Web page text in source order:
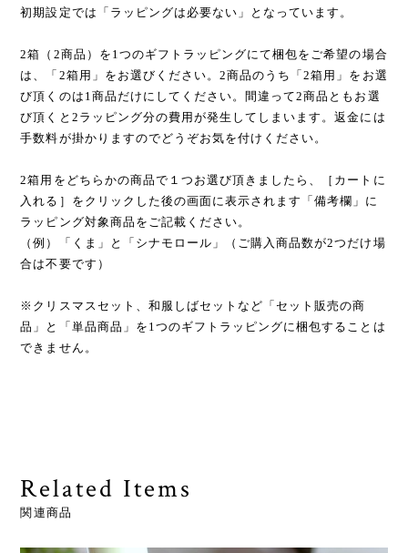
初期設定では「ラッピングは必要ない」となっています。
2箱（2商品）を1つのギフトラッピングにて梱包をご希望の場合
は、「2箱用」をお選びください。2商品のうち「2箱用」をお選
び頂くのは1商品だけにしてください。間違って2商品ともお選
び頂くと2ラッピング分の費用が発生してしまいます。返金には
手数料が掛かりますのでどうぞお気を付けください。
2箱用をどちらかの商品で１つお選び頂きましたら、［カートに
入れる］をクリックした後の画面に表示されます「備考欄」に
ラッピング対象商品をご記載ください。
（例）「くま」と「シナモロール」（ご購入商品数が2つだけ場
合は不要です）
※クリスマスセット、和服しばセットなど「セット販売の商
品」と「単品商品」を1つのギフトラッピングに梱包することは
できません。
Related Items
関連商品